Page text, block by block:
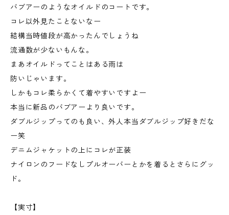
バブアーのようなオイルドのコートです。
コレ以外見たことないなー
結構当時値段が高かったんでしょうね
流通数が少ないもんな。
まあオイルドってことはある雨は
防いじゃいます。
しかもコレ柔らかくて着やすいですよー
本当に新品のバブアーより良いです。
ダブルジップってのも良い、外人本当ダブルジップ好きだな
ー笑
デニムジャケットの上にコレが正装
ナイロンのフードなしプルオーバーとかを着るとさらにグッ
ド。
【実寸】